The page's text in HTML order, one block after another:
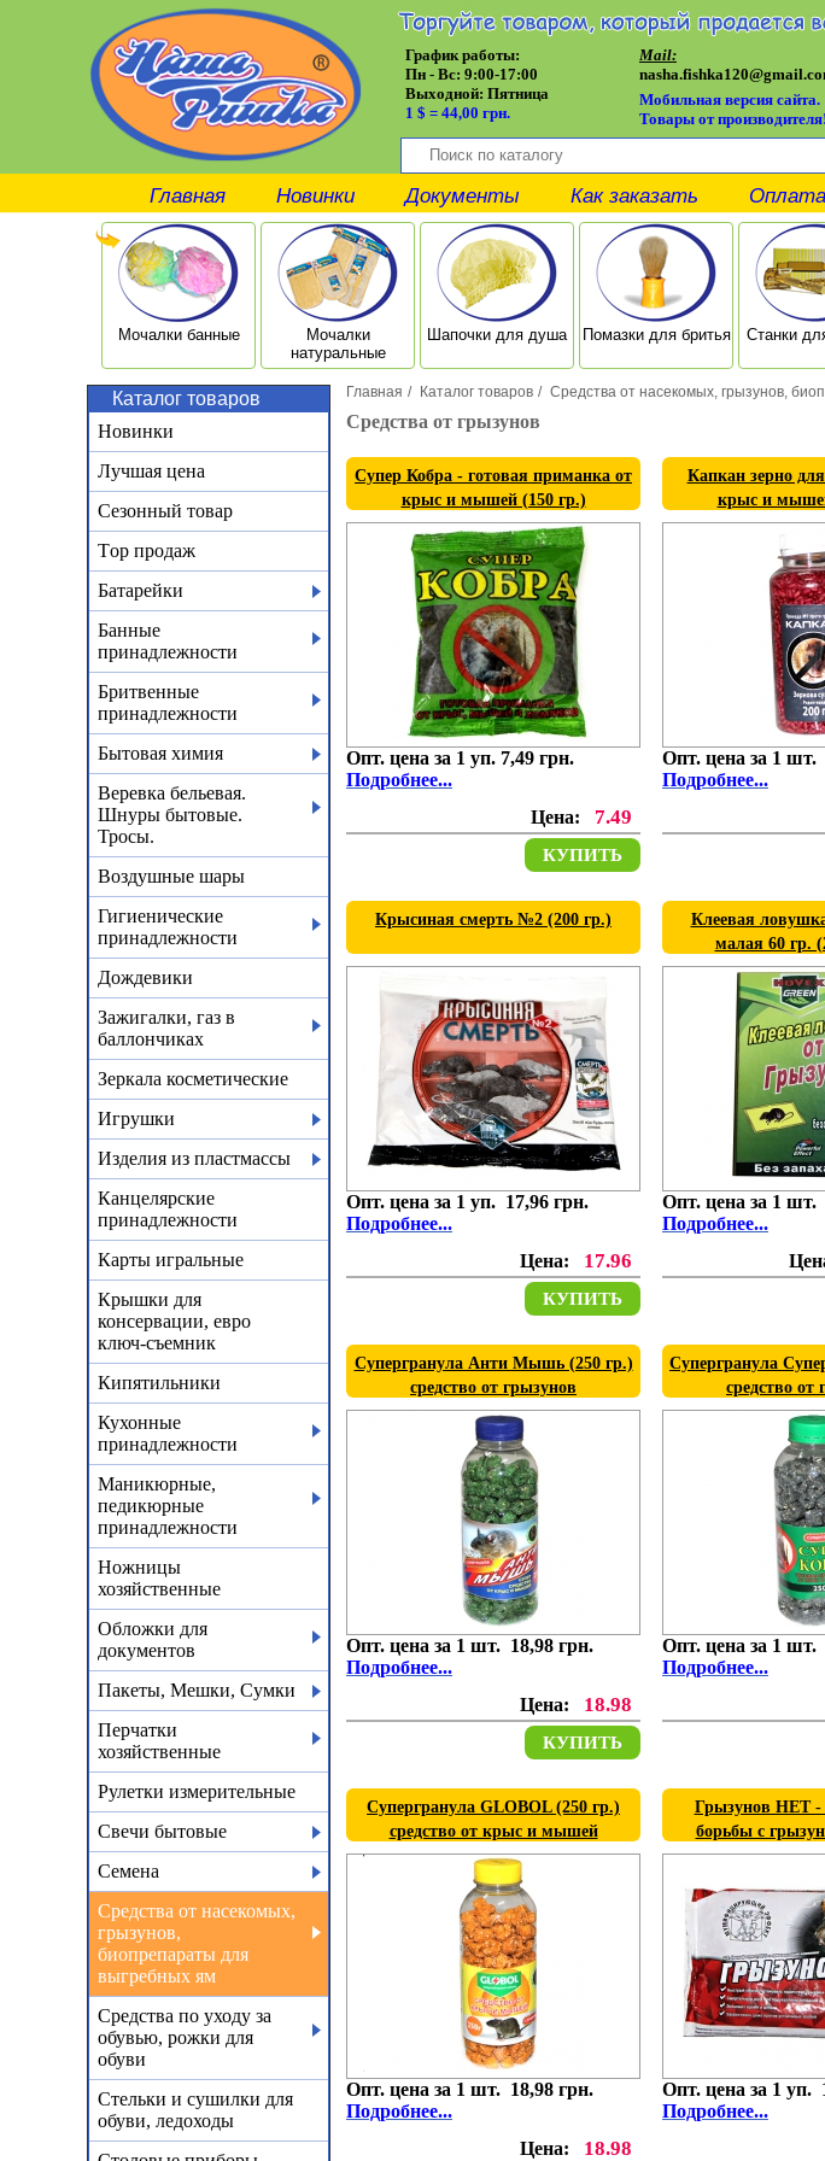
График работы:
Пн - Вс: 9:00-17:00
Выходной: Пятница
1 $ = 44,00 грн.
Mail:
Мобильная версия сайта.
Товары от производителя!
Главная Новинки Документы Как заказать
Мочалки банные
Мочалки
натуральные
Шапочки для душа Помазки для бритья Станки
Каталог товаров
Новинки
Лучшая цена
Сезонный товар
Тop продаж
Батарейки
Банные
принадлежности
Бритвенные
принадлежности
Бытовая химия
Веревка бельевая.
Шнуры бытовые.
Тросы.
Воздушные шары
Гигиенические
принадлежности
Дождевики
Зажигалки, газ в
баллончиках
Зеркала косметические
Игрушки
Изделия из пластмассы
Канцелярские
принадлежности
Карты игральные
Крышки для
консервации, евро
ключ-съемник
Кипятильники
Кухонные
принадлежности
Маникюрные,
педикюрные
принадлежности
Ножницы
хозяйственные
Обложки для
документов
Пакеты, Мешки, Сумки
Перчатки
хозяйственные
Рулетки измерительные
Свечи бытовые
Семена
Средства от насекомых,
грызунов,
биопрепараты для
выгребных ям
Средства по уходу за
обувью, рожки для
обуви
Стельки и сушилки для
обуви, ледоходы
Главная / Каталог товаров / Средства от насекомых, грызунов,
Средства от грызунов
Супер Кобра - готовая приманка от
крыс и мышей (150 гр.)
Опт. цена за 1 уп. 7,49 грн.
Подробнее...
Цена:
7.49
КУПИТЬ
Капкан зерно
крыс и
Опт. цена за 1 шт.
Подробнее...
Крысиная смерть №2 (200 гр.)
Опт. цена за 1 уп. 17,96 грн.
Подробнее...
Цена:
17.96
КУПИТЬ
Клеевая
малая 60 гр.
Опт. цена за 1 шт.
Подробнее...
Супергранула Анти Мышь (250 гр.)
средство от грызунов
Опт. цена за 1 шт. 18,98 грн.
Подробнее...
Цена:
18.98
КУПИТЬ
Супергранула
средство от
Опт. цена за 1 шт.
Подробнее...
Супергранула GLOBOL (250 гр.)
средство от крыс и мышей
Опт. цена за 1 шт. 18,98 грн.
Подробнее...
Цена:
18.98
Грызунов НЕТ -
борьбы с
Опт. цена за 1 уп.
Подробнее...